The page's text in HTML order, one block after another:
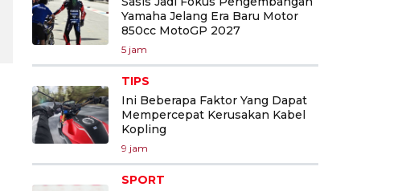
Yamaha Jelang Era Baru Motor
850cc MotoGP 2027
5 jam
TIPS
Ini Beberapa Faktor Yang Dapat
Mempercepat Kerusakan Kabel
Kopling
9 jam
SPORT